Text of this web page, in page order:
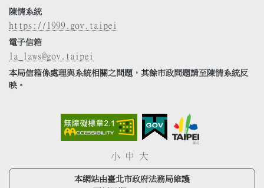
陳情系統
https://1999.gov.taipei
電子信箱
la_laws@gov.taipei
本局信箱係處理與系統相關之問題，其餘市政問題請至陳情系統反
映。
小 中 大
本網站由臺北市政府法務局維護